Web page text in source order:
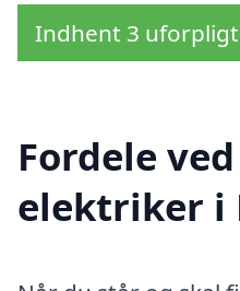
Indhent 3
Fordele
elektriker i